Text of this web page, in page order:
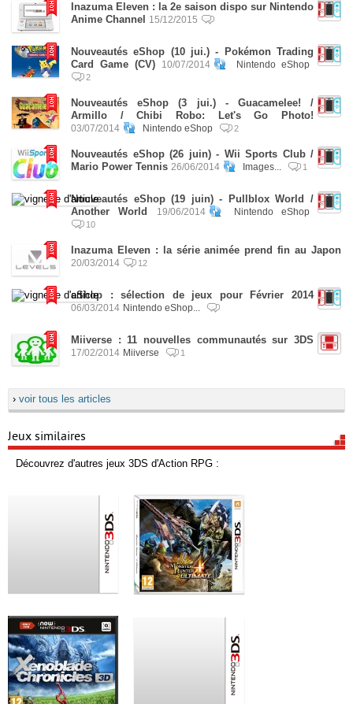
Inazuma Eleven : la 2e saison dispo sur Nintendo
Anime Channel
15/12/2015
Nouveautés eShop (10 jui.) - Pokémon Trading
Card Game (CV)
10/07/2014 Nintendo eShop
2
Nouveautés eShop (3 jui.) - Guacamelee! /
Armillo / Chibi Robo: Let's Go Photo!
03/07/2014 Nintendo eShop 2
Nouveautés eShop (26 juin) - Wii Sports Club /
Mario Power Tennis 26/06/2014 Images... 1
Nouveautés eShop (19 juin) - Pullblox World /
Another World
19/06/2014 Nintendo eShop
10
Inazuma Eleven : la série animée prend fin au Japon
20/03/2014 12
eShop : sélection de jeux pour Février 2014
06/03/2014 Nintendo eShop...
Miiverse : 11 nouvelles communautés sur 3DS
17/02/2014 Miiverse 1
› voir tous les articles
Jeux similaires
Découvrez d'autres jeux 3DS d'Action RPG :